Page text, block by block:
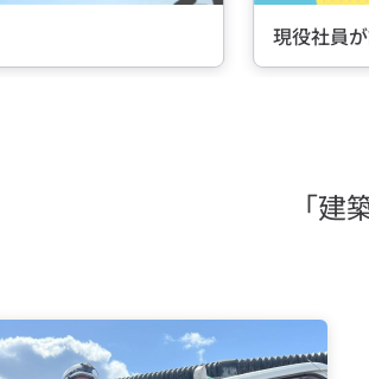
現役社員が語る『会社の魅力』とは？
「